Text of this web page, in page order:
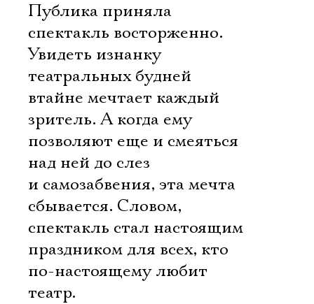
Публика приняла
спектакль восторженно.
Увидеть изнанку
театральных будней
втайне мечтает каждый
зритель. А когда ему
позволяют еще и смеяться
над ней до слез
и самозабвения, эта мечта
сбывается. Словом,
спектакль стал настоящим
праздником для всех, кто
по-настоящему любит
театр.